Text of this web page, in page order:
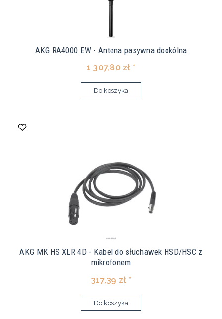
AKG RA4000 EW - Antena pasywna dookólna
1 307,80 zł *
Do koszyka
AKG MK HS XLR 4D - Kabel do słuchawek HSD/HSC z
mikrofonem
317,39 zł *
Do koszyka